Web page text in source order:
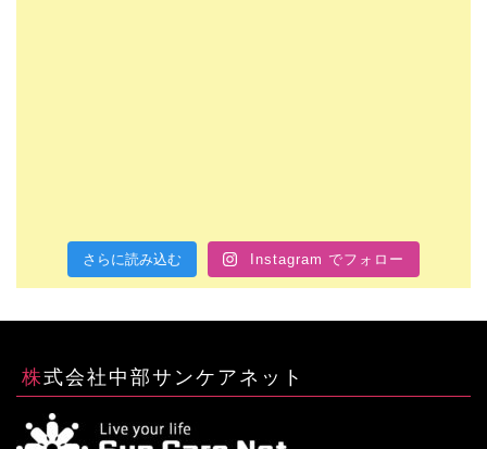
さらに読み込む Instagram でフォロー
株式会社中部サンケアネット